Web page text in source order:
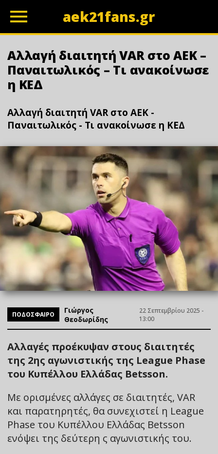
aek21fans.gr
Αλλαγή διαιτητή VAR στο ΑΕΚ –
Παναιτωλικός – Τι ανακοίνωσε
η ΚΕΔ
Αλλαγή διαιτητή VAR στο ΑΕΚ -
Παναιτωλικός - Τι ανακοίνωσε η ΚΕΔ
ΠΟΔΟΣΦΑΙΡΟ
Γιώργος
Θεοδωρίδης
22 Σεπτεμβρίου 2025 -
13:00
Αλλαγές προέκυψαν στους διαιτητές
της 2ης αγωνιστικής της League Phase
του Κυπέλλου Ελλάδας Betsson.
Με ορισμένες αλλάγες σε διαιτητές, VAR
και παρατηρητές, θα συνεχιστεί η League
Phase του Κυπέλλου Ελλάδας Betsson
ενόψει της δεύτερη ς αγωνιστικής του.